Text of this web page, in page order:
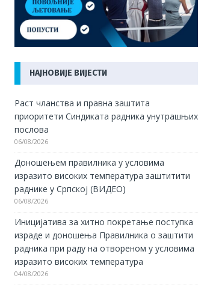
НАЈНОВИЈЕ ВИЈЕСТИ
Раст чланства и правна заштита
приоритети Синдиката радника унутрашњих
послова
06/08/2026
Доношењем правилника у условима
изразито високих температура заштитити
раднике у Српској (ВИДЕО)
06/08/2026
Иницијатива за хитно покретање поступка
израде и доношења Правилника о заштити
радника при раду на отвореном у условима
изразито високих температура
04/08/2026